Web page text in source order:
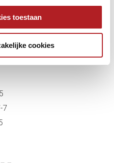
toestaan
cookies
out fase:
7